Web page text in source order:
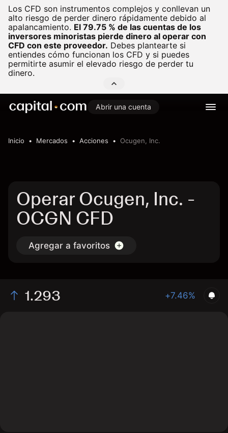
Los CFD son instrumentos complejos y conllevan un
alto riesgo de perder dinero rápidamente debido al
apalancamiento. El 79.75 % de las cuentas de los
inversores minoristas pierde dinero al operar con
CFD con este proveedor. Debes plantearte si
entiendes cómo funcionan los CFD y si puedes
permitirte asumir el elevado riesgo de perder tu
dinero.
Abrir una cuenta
Inicio Mercados Acciones Ocugen, Inc.
Operar Ocugen, Inc. -
OCGN CFD
Agregar a favoritos
1.293 +7.46%